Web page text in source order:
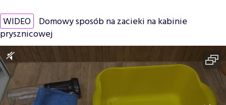
WIDEO Domowy sposób na zacieki na kabinie
prysznicowej